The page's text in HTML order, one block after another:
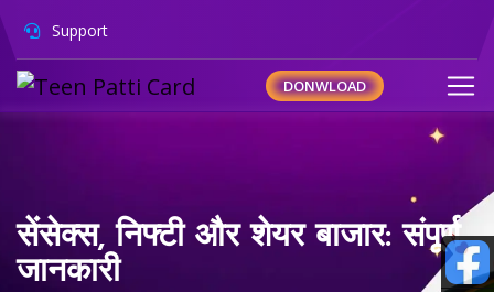
Support
DONWLOAD
सेंसेक्स, निफ्टी और शेयर बाजार: संपूर्ण
जानकारी